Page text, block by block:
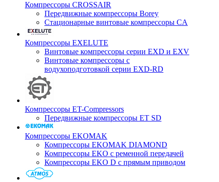
Компрессоры CROSSAIR
Передвижные компрессоры Borey
Стационарные винтовые компрессоры CA
Компрессоры EXELUTE
Винтовые компрессоры серии EXD и EXV
Винтовые компрессоры с
водухоподготовкой серии EXD-RD
Компрессоры ET-Compressors
Передвижные компрессоры ET SD
Компрессоры EKOMAK
Компрессоры EKOMAK DIAMOND
Компрессоры EKO c ременной передачей
Компрессоры EKO D с прямым приводом